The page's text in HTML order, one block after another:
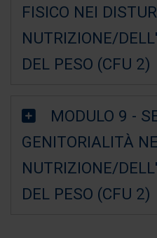
FISICO NEI
NUTRIZIONE/
DEL PESO (CFU 2)
MODULO 9 -
GENITORIALITÀ
NUTRIZIONE/
DEL PESO (CFU 2)